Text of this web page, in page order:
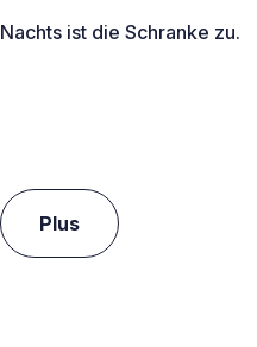
Nachts ist die Schranke zu.
Plus